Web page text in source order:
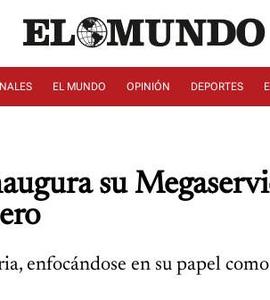
EL MUNDO OPINIÓN DEPORTES
su
enfocándose en su papel